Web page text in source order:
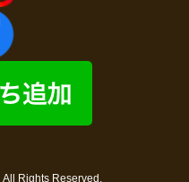
All Rights Reserved.